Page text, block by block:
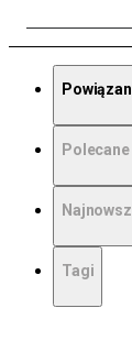
Polecane
Tagi